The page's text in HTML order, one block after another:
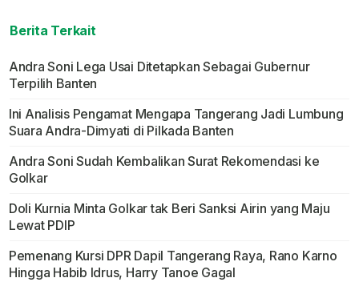
Berita Terkait
Andra Soni Lega Usai Ditetapkan Sebagai Gubernur
Terpilih Banten
Ini Analisis Pengamat Mengapa Tangerang Jadi Lumbung
Suara Andra-Dimyati di Pilkada Banten
Andra Soni Sudah Kembalikan Surat Rekomendasi ke
Golkar
Doli Kurnia Minta Golkar tak Beri Sanksi Airin yang Maju
Lewat PDIP
Pemenang Kursi DPR Dapil Tangerang Raya, Rano Karno
Hingga Habib Idrus, Harry Tanoe Gagal